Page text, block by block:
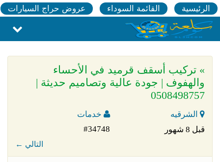
الرئيسية القائمة السوداء عروض حراج السيارات
» تركيب أسقف قرميد في الأحساء
والهفوف | جودة عالية وتصاميم حديثة |
0508498757
الشرقيه
خدمات
قبل 8 شهور
#34748
← التالي